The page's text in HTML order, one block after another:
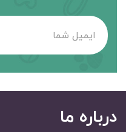
درباره ما